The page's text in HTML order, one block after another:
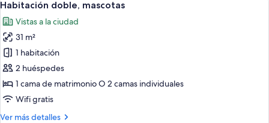
adultos
niño
todas
las
fotos
de
Habitación
doble,
mascotas
5
Habitación doble, mascotas
Vistas a la ciudad
31 m²
1 habitación
2 huéspedes
1 cama de matrimonio O 2 camas individuales
Wifi gratis
Ver más detalles
Más